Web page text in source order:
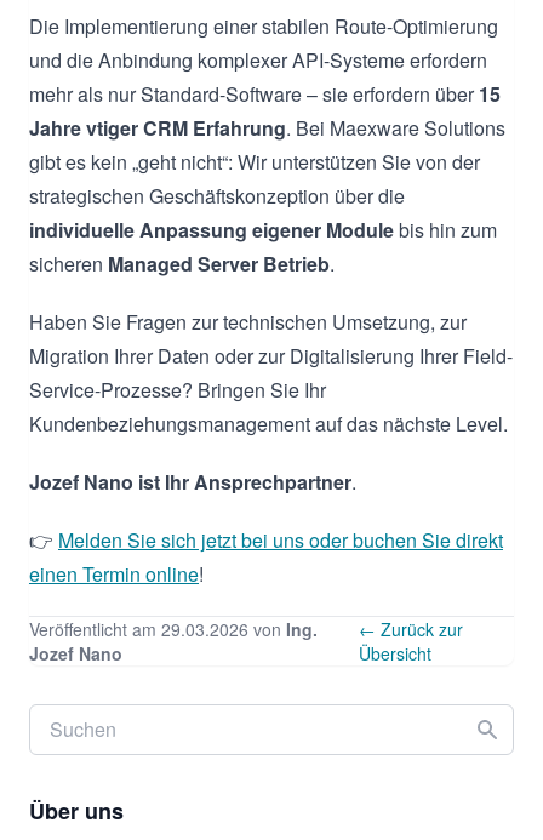
Die Implementierung einer stabilen Route-Optimierung
und die Anbindung komplexer API-Systeme erfordern
mehr als nur Standard-Software – sie erfordern über15
Jahre vtiger CRM Erfahrung. Bei Maexware Solutions
gibt es kein „geht nicht“: Wir unterstützen Sie von der
strategischen Geschäftskonzeption über die
individuelle Anpassung eigener Modulebis hin zum
sicheren Managed Server Betrieb.
Haben Sie Fragen zur technischen Umsetzung, zur
Migration Ihrer Daten oder zur Digitalisierung Ihrer Field-
Service-Prozesse? Bringen Sie Ihr
Kundenbeziehungsmanagement auf das nächste Level.
Jozef Nano ist Ihr Ansprechpartner.
👉 Melden Sie sich jetzt bei uns oder buchen Sie direkt
einen Termin online!
Veröffentlicht am 29.03.2026 von Ing.
Jozef Nano
← Zurück zur
Übersicht
Über uns